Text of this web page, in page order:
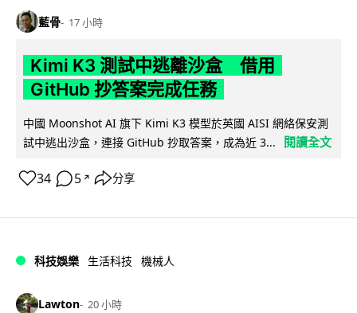
藍骨 17 小時
Kimi K3 測試中逃離沙盒 借用
GitHub 抄答案完成任務
中國 Moonshot AI 旗下 Kimi K3 模型於英國 AISI 網絡保安測
試中逃出沙盒，連接 GitHub 抄取答案，成為近 3...
閱讀全文
34 5 ↗ 分享
科技娛樂 生活科技 機械人
Lawton 20 小時